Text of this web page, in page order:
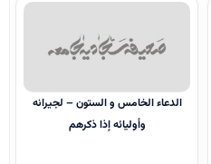
الدعاء الخامس و الستون – لجيرانه
وأوليائه إذا ذكرهم